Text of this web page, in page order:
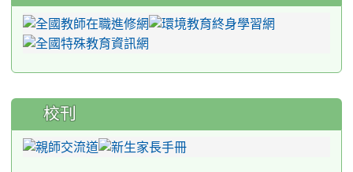
校刊